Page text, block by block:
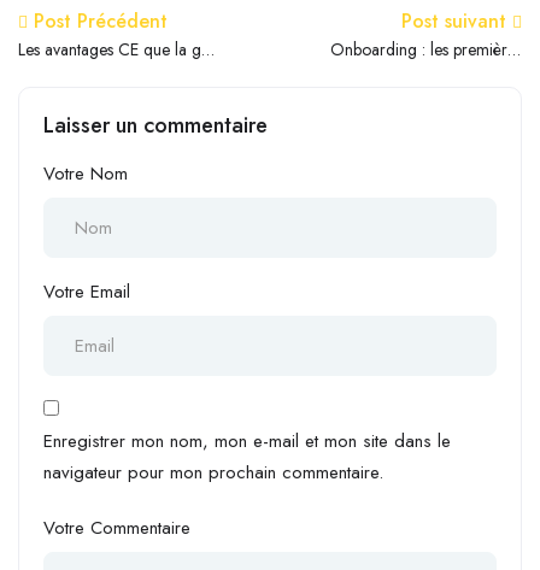
Post Précédent
Les avantages CE que la gen
Post suivant
Onboarding : les premières
Laisser un commentaire
Votre Nom
Votre Email
Enregistrer mon nom, mon e-mail et mon site dans le
navigateur pour mon prochain commentaire.
Votre Commentaire